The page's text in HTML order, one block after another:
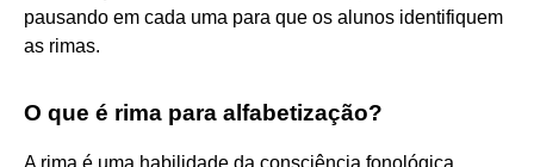
pausando em cada uma para que os alunos identifiquem
as rimas.
O que é rima para alfabetização?
A rima é uma habilidade da consciência fonológica